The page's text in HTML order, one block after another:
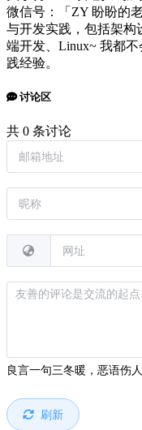
微信号：「ZY 盼盼的
与开发实践，包括架构
端开发、Linux~ 我都
践经验。
讨论区
共 0 条讨论
良言一句三冬暖，恶语伤人
刷新